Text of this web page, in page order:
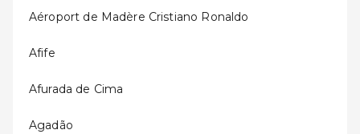
Aéroport de Madère Cristiano Ronaldo
Afife
Afurada de Cima
Agadão